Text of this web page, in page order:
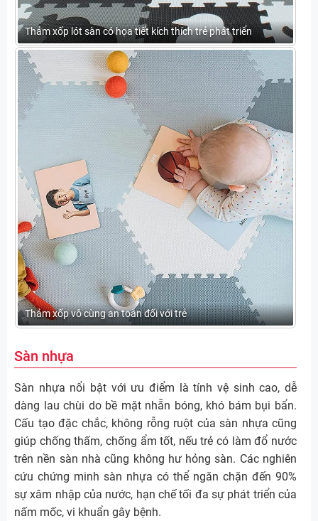
Thảm xốp lót sàn có họa tiết kích thích trẻ phát triển
Thảm xốp vô cùng an toàn đối với trẻ
Sàn nhựa
Sàn nhựa nổi bật với ưu điểm là tính vệ sinh cao, dễ
dàng lau chùi do bề mặt nhẵn bóng, khó bám bụi bẩn.
Cấu tạo đặc chắc, không rỗng ruột của sàn nhựa cũng
giúp chống thấm, chống ẩm tốt, nếu trẻ có làm đổ nước
trên nền sàn nhà cũng không hư hỏng sàn. Các nghiên
cứu chứng minh sàn nhựa có thể ngăn chặn đến 90%
sự xâm nhập của nước, hạn chế tối đa sự phát triển của
nấm mốc, vi khuẩn gây bệnh.